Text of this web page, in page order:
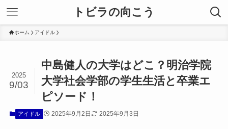
トビラの向こう
ホーム アイドル
中島健人の大学はどこ？明治学院
大学社会学部の学生生活と卒業エ
ピソード！
2025
9/03
アイドル 2025年9月2日 2025年9月3日